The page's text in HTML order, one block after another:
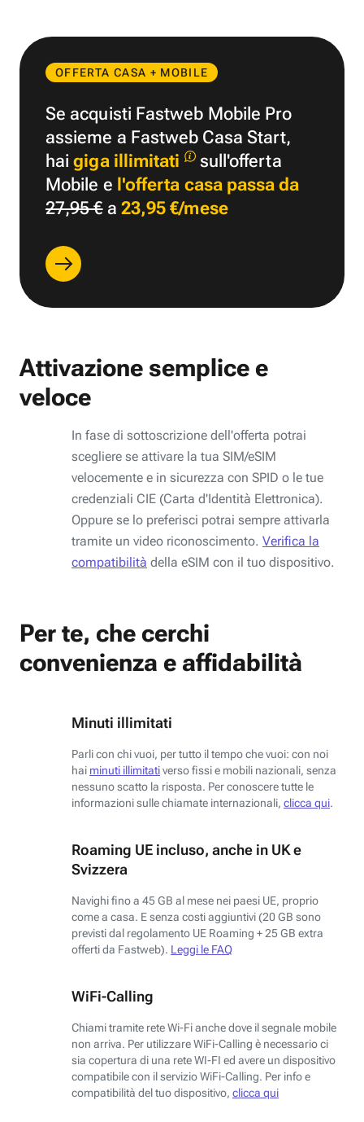
OFFERTA CASA + MOBILE
Se acquisti Fastweb Mobile Pro
assieme a Fastweb Casa Start,
haigiga illimitati
sull'offerta
Mobile e l'offerta casa passa da
27,95 €a 23,95 €/mese
Attivazione semplice e
veloce
In fase di sottoscrizione dell'offerta potrai
scegliere se attivare la tua SIM/eSIM
velocemente e in sicurezza con SPID o le tue
credenziali CIE (Carta d'Identità Elettronica).
Oppure se lo preferisci potrai sempre attivarla
tramite un video riconoscimento. Verifica la
compatibilità della eSIM con il tuo dispositivo.
Per te, che cerchi
convenienza e affidabilità
Minuti illimitati
Parli con chi vuoi, per tutto il tempo che vuoi: con noi
hai minuti illimitativerso fissi e mobili nazionali, senza
nessuno scatto la risposta. Per conoscere tutte le
informazioni sulle chiamate internazionali, clicca qui.
Roaming UE incluso, anche in UK e
Svizzera
Navighi fino a 45 GB al mese nei paesi UE, proprio
come a casa. E senza costi aggiuntivi (20 GB sono
previsti dal regolamento UE Roaming + 25 GB extra
offerti da Fastweb). Leggi le FAQ
WiFi-Calling
Chiami tramite rete Wi-Fi anche dove il segnale mobile
non arriva. Per utilizzare WiFi-Calling è necessario ci
sia copertura di una rete WI-FI ed avere un dispositivo
compatibile con il servizio WiFi-Calling. Per info e
compatibilità del tuo dispositivo, clicca qui